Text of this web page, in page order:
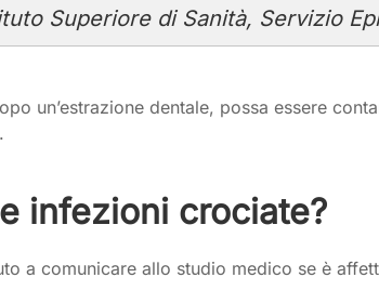
Superiore di Sanità, Servizio
un’estrazione dentale, possa essere
infezioni crociate?
a comunicare allo studio medico se è